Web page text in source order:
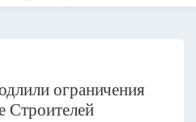
ограничения
Строителей